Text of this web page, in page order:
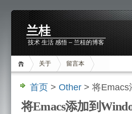
兰桂
技术 生活 感悟 – 兰桂的博客
关于 留言本
首页 > Other > 将Emacs
将Emacs添加到